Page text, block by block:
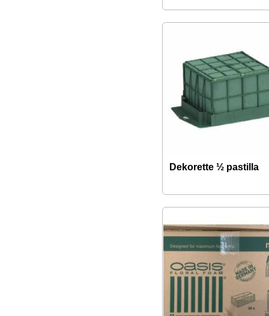
Dekorette ½ pastilla